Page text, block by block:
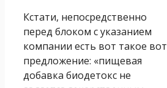
Кстати, непосредственно
перед блоком с указанием
компании есть вот такое вот
предложение: «пищевая
добавка биодетокс не